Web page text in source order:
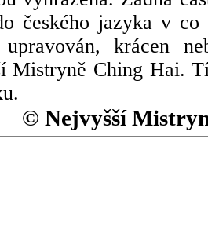
českého jazyka v
krácen
Mistryně Ching Hai.
© Nejvyšší